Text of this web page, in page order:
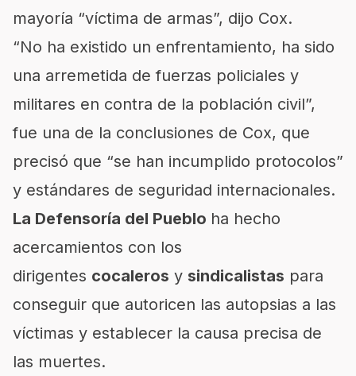
mayoría “víctima de armas”, dijo Cox.
“No ha existido un enfrentamiento, ha sido
una arremetida de fuerzas policiales y
militares en contra de la población civil”,
fue una de la conclusiones de Cox, que
precisó que “se han incumplido protocolos”
y estándares de seguridad internacionales.
La Defensoría del Pueblo ha hecho
acercamientos con los
dirigentes cocaleros y sindicalistas para
conseguir que autoricen las autopsias a las
víctimas y establecer la causa precisa de
las muertes.